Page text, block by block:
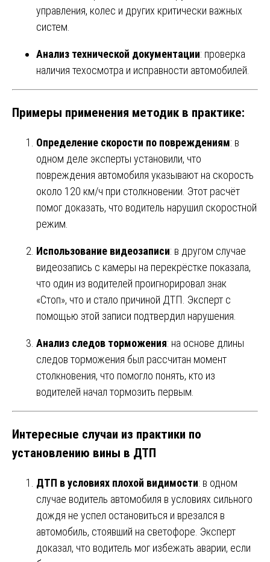
управления, колес и других критически важных
систем.
Анализ технической документации: проверка
наличия техосмотра и исправности автомобилей.
Примеры применения методик в практике:
Определение скорости по повреждениям: в
одном деле эксперты установили, что
повреждения автомобиля указывают на скорость
около 120 км/ч при столкновении. Этот расчёт
помог доказать, что водитель нарушил скоростной
режим.
Использование видеозаписи: в другом случае
видеозапись с камеры на перекрёстке показала,
что один из водителей проигнорировал знак
«Стоп», что и стало причиной ДТП. Эксперт с
помощью этой записи подтвердил нарушения.
Анализ следов торможения: на основе длины
следов торможения был рассчитан момент
столкновения, что помогло понять, кто из
водителей начал тормозить первым.
Интересные случаи из практики по
установлению вины в ДТП
ДТП в условиях плохой видимости: в одном
случае водитель автомобиля в условиях сильного
дождя не успел остановиться и врезался в
автомобиль, стоявший на светофоре. Эксперт
доказал, что водитель мог избежать аварии, если